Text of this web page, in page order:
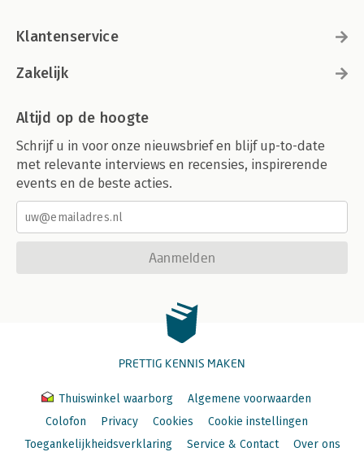
Klantenservice
Zakelijk
Altijd op de hoogte
Schrijf u in voor onze nieuwsbrief en blijf up-to-date
met relevante interviews en recensies, inspirerende
events en de beste acties.
Aanmelden
PRETTIG KENNIS MAKEN
Thuiswinkel waarborg
Algemene voorwaarden
Colofon
Privacy Cookies
Cookie instellingen
Toegankelijkheidsverklaring
Service & Contact Over ons